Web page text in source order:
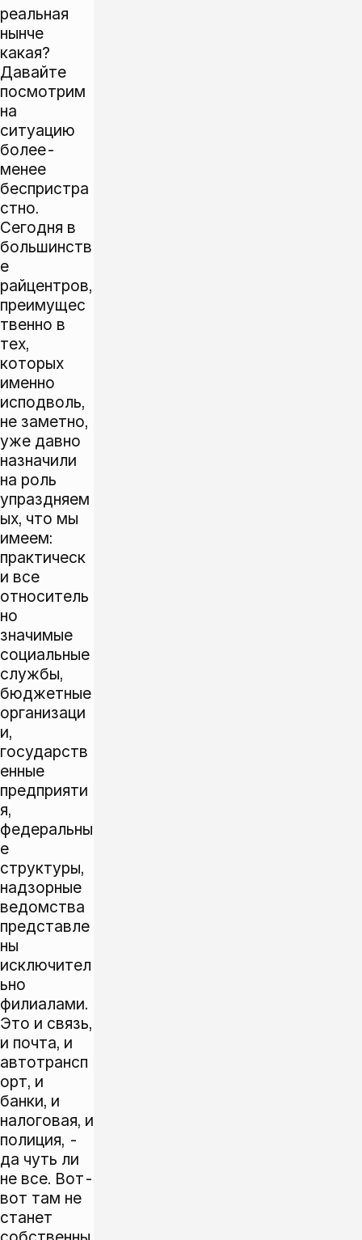
реальная
нынче
какая?
Давайте
посмотрим
на
ситуацию
более-
менее
беспристра
стно.
Сегодня в
большинств
е
райцентров,
преимущес
твенно в
тех,
которых
именно
исподволь,
не заметно,
уже давно
назначили
на роль
упраздняем
ых, что мы
имеем:
практическ
и все
относитель
но
значимые
социальные
службы,
бюджетные
организаци
и,
государств
енные
предприяти
я,
федеральны
е
структуры,
надзорные
ведомства
представле
ны
исключител
ьно
филиалами.
Это и связь,
и почта, и
автотрансп
орт, и
банки, и
налоговая, и
полиция, -
да чуть ли
не все. Вот-
вот там не
станет